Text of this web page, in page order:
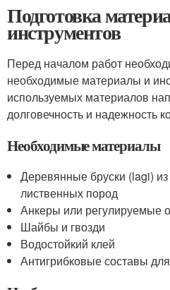
Подготовка
инструментов
Перед началом работ
необходимые материалы и
используемых материалов
долговечность и надежность
Необходимые материалы
Деревянные бруски (lagi)
лиственных пород
Анкеры или регулируемые
Шайбы и гвозди
Водостойкий клей
Антигрибковые составы